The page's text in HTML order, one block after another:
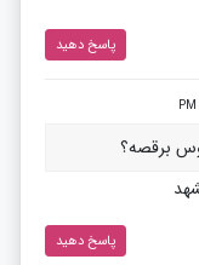
پاسخ دهید
برقصه؟
پاسخ دهید